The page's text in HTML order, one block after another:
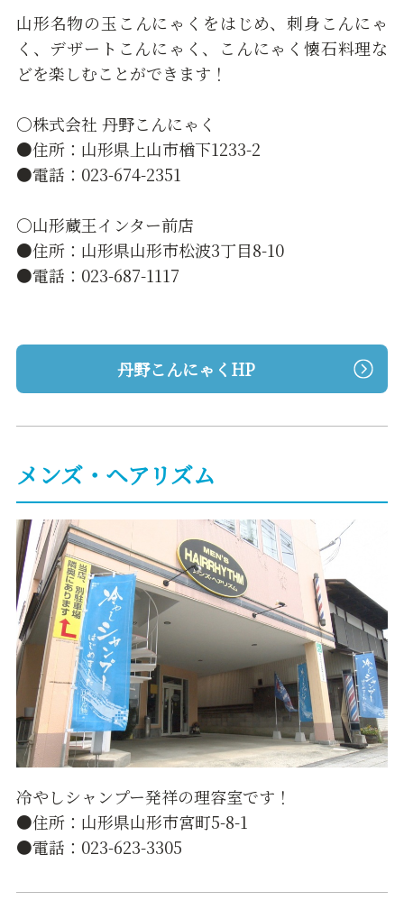
山形名物の玉こんにゃくをはじめ、刺身こんにゃ
く、デザートこんにゃく、こんにゃく懐石料理な
どを楽しむことができます！
〇株式会社 丹野こんにゃく
●住所：山形県上山市楢下1233-2
●電話：023-674-2351
〇山形蔵王インター前店
●住所：山形県山形市松波3丁目8-10
●電話：023-687-1117
丹野こんにゃくHP
メンズ・ヘアリズム
冷やしシャンプー発祥の理容室です！
●住所：山形県山形市宮町5-8-1
●電話：023-623-3305